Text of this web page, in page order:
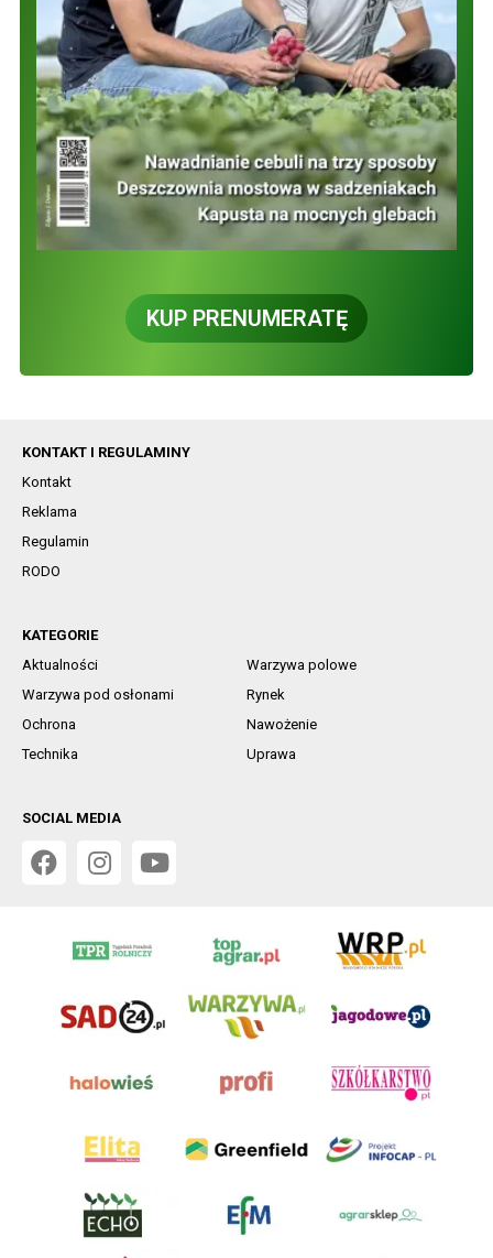
KUP PRENUMERATĘ
KONTAKT I REGULAMINY
Kontakt
Reklama
Regulamin
RODO
KATEGORIE
Aktualności
Warzywa polowe
Warzywa pod osłonami
Rynek
Ochrona
Nawożenie
Technika
Uprawa
SOCIAL MEDIA